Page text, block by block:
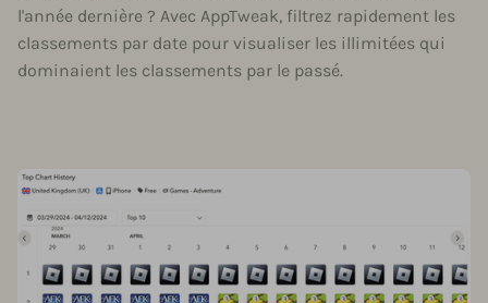
l'année dernière ? Avec AppTweak, filtrez rapidement les
classements par date pour visualiser les illimitées qui
dominaient les classements par le passé.